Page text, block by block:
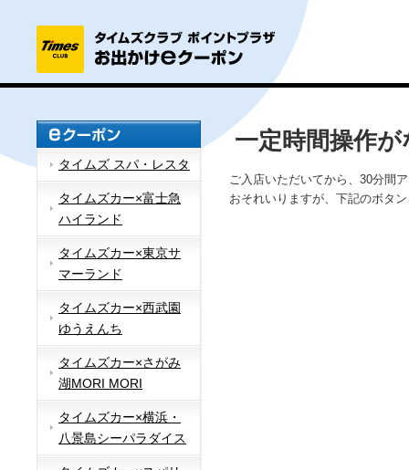
タイムズ スパ・レスタ
タイムズカー×富士急
ハイランド
タイムズカー×東京サ
マーランド
タイムズカー×西武園
ゆうえんち
タイムズカー×さがみ
湖MORI MORI
タイムズカー×横浜・
八景島シーパラダイス
一定時間操作
ご入店いただいてから、30分間
おそれいりますが、下記のボタ